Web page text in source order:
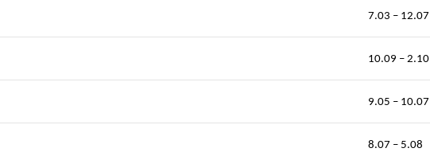
7.03 – 12.07
10.09 – 2.10
9.05 – 10.07
8.07 – 5.08